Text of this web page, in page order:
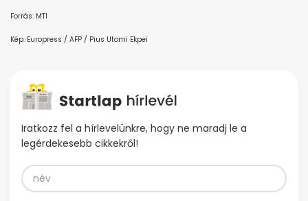
Forrás: MTI
Kép: Europress / AFP / Pius Utomi Ekpei
Iratkozz fel a hírlevelünkre, hogy ne maradj le a
legérdekesebb cikkekről!